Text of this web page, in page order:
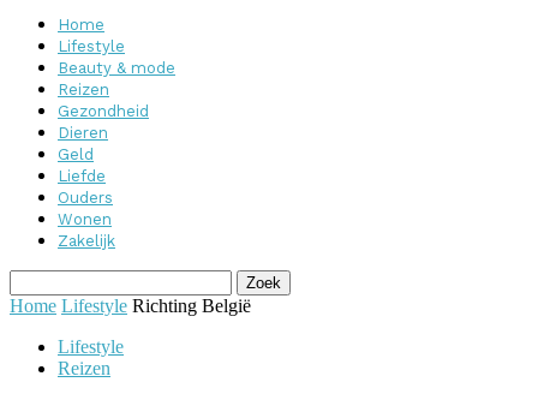
Home
Lifestyle
Beauty & mode
Reizen
Gezondheid
Dieren
Geld
Liefde
Ouders
Wonen
Zakelijk
Home Lifestyle Richting België
Lifestyle
Reizen